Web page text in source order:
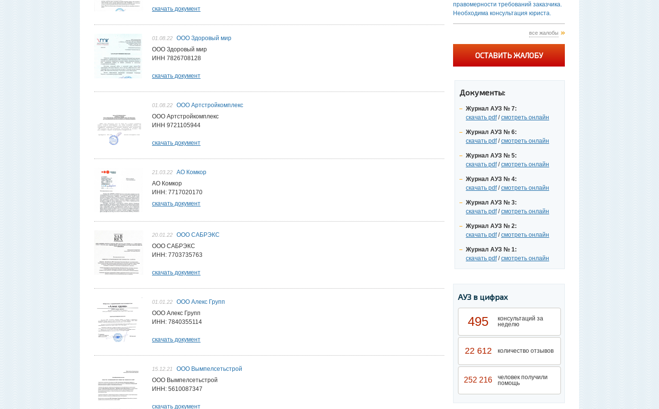
правомерности требований заказчика.
Необходима консультация юриста.
все жалобы
ОСТАВИТЬ ЖАЛОБУ
Документы:
Журнал АУЗ № 7:
скачать pdf/смотреть онлайн
Журнал АУЗ № 6:
скачать pdf/смотреть онлайн
Журнал АУЗ № 5:
скачать pdf/смотреть онлайн
Журнал АУЗ № 4:
скачать pdf/смотреть онлайн
Журнал АУЗ № 3:
скачать pdf/смотреть онлайн
Журнал АУЗ № 2:
скачать pdf/смотреть онлайн
Журнал АУЗ № 1:
скачать pdf/смотреть онлайн
АУЗ в цифрах
495
консультаций за
неделю
22 612 количество отзывов
252 216
человек получили
помощь
скачать документ
01.08.22
ООО Здоровый мир
ООО Здоровый мир
ИНН 7826708128
скачать документ
01.08.22
ООО Артстройкомплекс
ООО Артстройкомплекс
ИНН 9721105944
скачать документ
21.03.22
АО Комкор
АО Комкор
ИНН: 7717020170
скачать документ
20.01.22
ООО САБРЭКС
ООО САБРЭКС
ИНН: 7703735763
скачать документ
01.01.22
ООО Алекс Групп
ООО Алекс Групп
ИНН: 7840355114
скачать документ
15.12.21
ООО Вымпелсетьстрой
ООО Вымпелсетьстрой
ИНН: 5610087347
скачать документ